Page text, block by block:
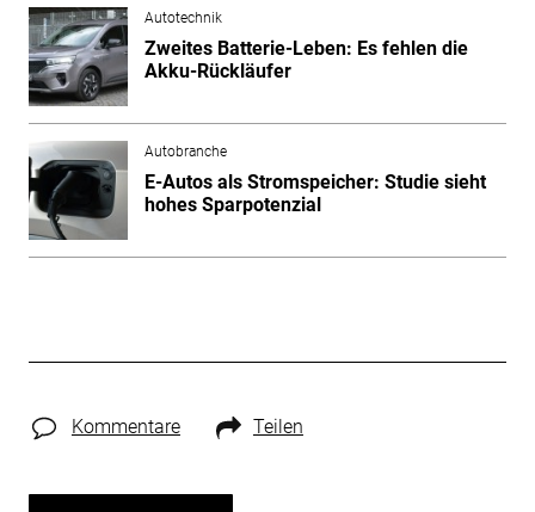
Autotechnik
Zweites Batterie-Leben: Es fehlen die
Akku-Rückläufer
Autobranche
E-Autos als Stromspeicher: Studie sieht
hohes Sparpotenzial
Kommentare Teilen